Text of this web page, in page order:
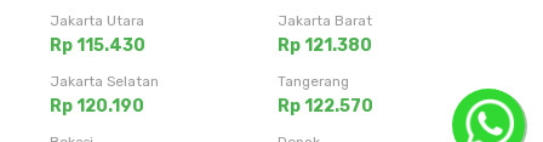
Jakarta Utara
Rp 115.430
Jakarta Barat
Rp 121.380
Jakarta Selatan
Rp 120.190
Tangerang
Rp 122.570